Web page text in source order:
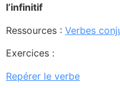
l’infinitif
Ressources : Verbes
Exercices :
Repérer le verbe